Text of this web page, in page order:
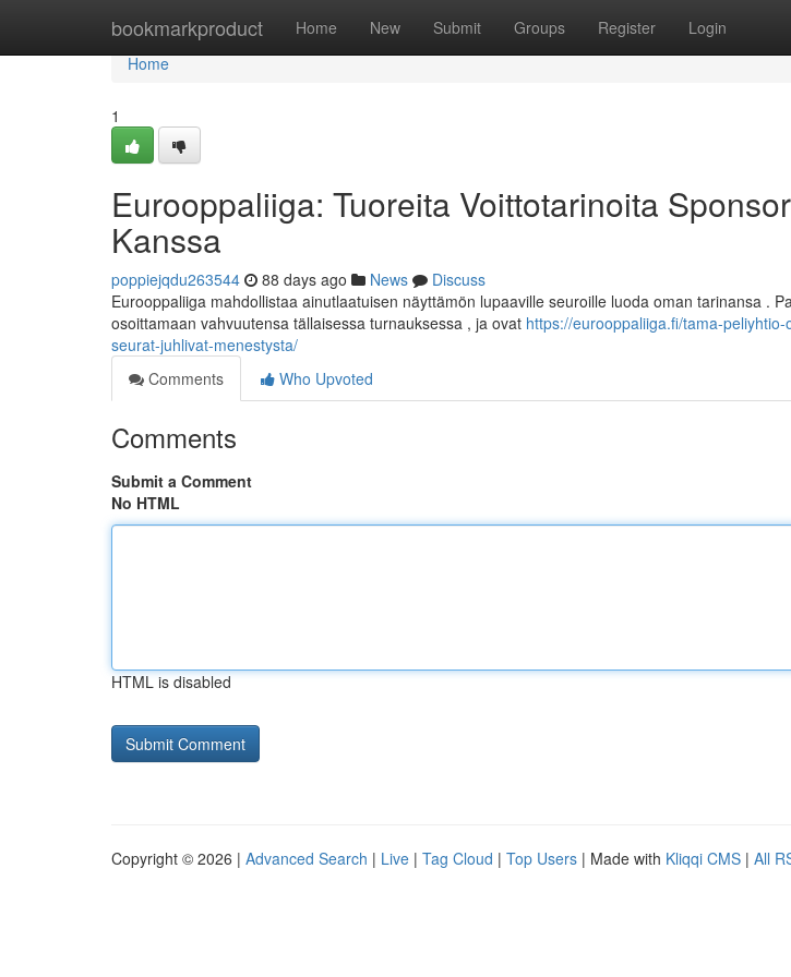
bookmarkproduct Home New Submit Groups Register Login
Home
Home
1
Eurooppaliiga: Tuoreita Voittotarinoita
Kanssa
poppiejqdu263544 88 days ago News
Discuss
Eurooppaliiga mahdollistaa ainutlaatuisen näyttämön lupaaville seuroille luoda oman tarinansa .
osoittamaan vahvuutensa tällaisessa turnauksessa , ja ovat https://eurooppaliiga.fi/tama-
seurat-juhlivat-menestysta/
Comments
Who Upvoted
Comments
Submit a Comment
No HTML
HTML is disabled
Copyright © 2026 | Advanced Search | Live | Tag Cloud | Top Users | Made with Kliqqi CMS | All